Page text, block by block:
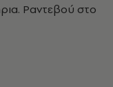
Ραντεβού στο